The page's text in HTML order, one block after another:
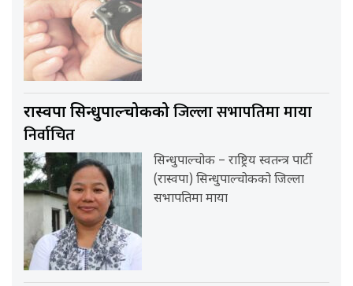
रास्वपा सिन्धुपाल्चोककोजिल्ला सभापतिमा माया
निर्वाचित
सिन्धुपाल्चोक – राष्ट्रिय स्वतन्त्र पार्टी
(रास्वपा) सिन्धुपाल्चोकको जिल्ला
सभापतिमा माया